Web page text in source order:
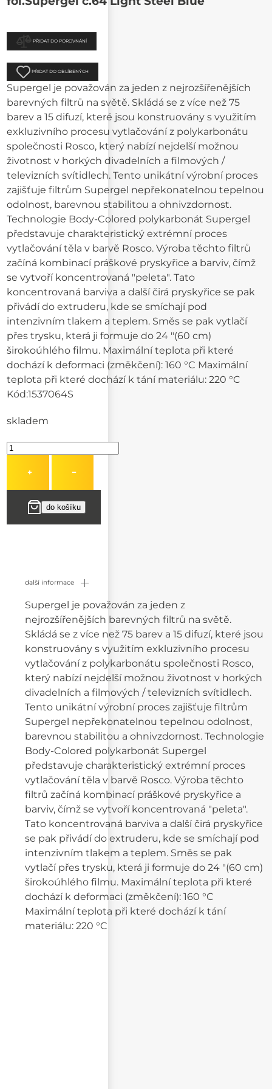
PŘIDAT DO POROVNÁNÍ
PŘIDAT DO OBLÍBENÝCH
Supergel je považován za jeden z nejrozšířenějších
barevných filtrů na světě. Skládá se z více než 75
barev a 15 difuzí, které jsou konstruovány s využitím
exkluzivního procesu vytlačování z polykarbonátu
společnosti Rosco, který nabízí nejdelší možnou
životnost v horkých divadelních a filmových /
televizních svítidlech. Tento unikátní výrobní proces
zajišťuje filtrům Supergel nepřekonatelnou tepelnou
odolnost, barevnou stabilitou a ohnivzdornost.
Technologie Body-Colored polykarbonát Supergel
představuje charakteristický extrémní proces
vytlačování těla v barvě Rosco. Výroba těchto filtrů
začíná kombinací práškové pryskyřice a barviv, čímž
se vytvoří koncentrovaná "peleta". Tato
koncentrovaná barviva a další čirá pryskyřice se pak
přivádí do extruderu, kde se smíchají pod
intenzivním tlakem a teplem. Směs se pak vytlačí
přes trysku, která ji formuje do 24 "(60 cm)
širokoúhlého filmu. Maximální teplota při které
dochází k deformaci (změkčení): 160 °C Maximální
teplota při které dochází k tání materiálu: 220 °C
Kód:1537064S
skladem
+ −
další informace
Supergel je považován za jeden z
nejrozšířenějších barevných filtrů na světě.
Skládá se z více než 75 barev a 15 difuzí, které jsou
konstruovány s využitím exkluzivního procesu
vytlačování z polykarbonátu společnosti Rosco,
který nabízí nejdelší možnou životnost v horkých
divadelních a filmových / televizních svítidlech.
Tento unikátní výrobní proces zajišťuje filtrům
Supergel nepřekonatelnou tepelnou odolnost,
barevnou stabilitou a ohnivzdornost. Technologie
Body-Colored polykarbonát Supergel
představuje charakteristický extrémní proces
vytlačování těla v barvě Rosco. Výroba těchto
filtrů začíná kombinací práškové pryskyřice a
barviv, čímž se vytvoří koncentrovaná "peleta".
Tato koncentrovaná barviva a další čirá pryskyřice
se pak přivádí do extruderu, kde se smíchají pod
intenzivním tlakem a teplem. Směs se pak
vytlačí přes trysku, která ji formuje do 24 "(60 cm)
širokoúhlého filmu. Maximální teplota při které
dochází k deformaci (změkčení): 160 °C
Maximální teplota při které dochází k tání
materiálu: 220 °C